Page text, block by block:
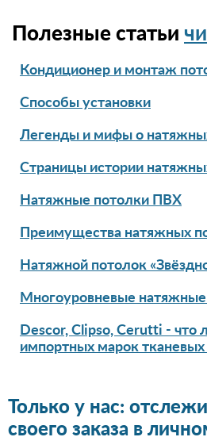
Полезные статьи
Кондиционер и монтаж
Способы установки
Легенды и мифы о
Страницы истории
Натяжные потолки ПВХ
Преимущества натяжных
Натяжной потолок
Многоуровневые
Descor, Clipso, Cerutti - что
импортных марок тканевых
Только у нас:
своего заказа в